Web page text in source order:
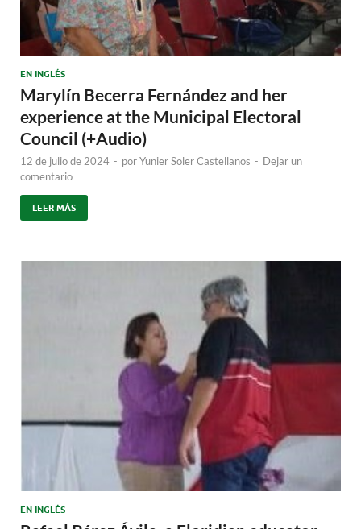
EN INGLÉS
Marylín Becerra Fernández and her
experience at the Municipal Electoral
Council (+Audio)
12 de julio de 2024 - porYunier Soler Castellanos - Dejar un
comentario
LEER MÁS
EN INGLÉS